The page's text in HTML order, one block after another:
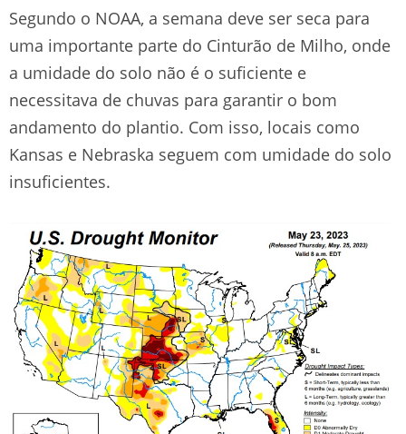
Segundo o NOAA, a semana deve ser seca para
uma importante parte do Cinturão de Milho, onde
a umidade do solo não é o suficiente e
necessitava de chuvas para garantir o bom
andamento do plantio. Com isso, locais como
Kansas e Nebraska seguem com umidade do solo
insuficientes.